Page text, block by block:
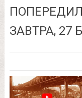
ЗАВТРА, 27